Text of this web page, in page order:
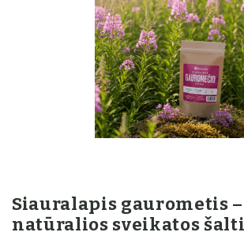
Siauralapis gaurometis –
natūralios sveikatos